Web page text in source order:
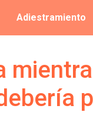
Adiestramiento